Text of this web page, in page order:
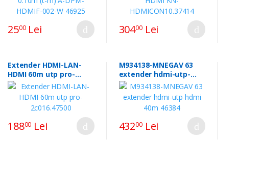
2500Lei 30400Lei
Extender HDMI-LAN-
HDMI 60m utp pro-
2c016.47500
18800 Lei
M934138-MNEGAV 63
extender hdmi-utp-
hdmi 40m 46384
43200Lei